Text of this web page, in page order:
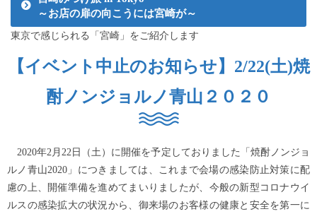
～お店の扉の向こうには宮崎が～
東京で感じられる「宮崎」をご紹介します
【イベント中止のお知らせ】2/22(土)焼
酎ノンジョルノ青山２０２０
2020年2月22日（土）に開催を予定しておりました「焼酎ノンジョ
ルノ青山2020」につきましては、これまで会場の感染防止対策に配
慮の上、開催準備を進めてまいりましたが、今般の新型コロナウイ
ルスの感染拡大の状況から、御来場のお客様の健康と安全を第一に